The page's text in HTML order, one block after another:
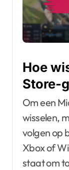
Hoe
Store-
Om een
wisselen,
volgen op
Xbox of
staat om